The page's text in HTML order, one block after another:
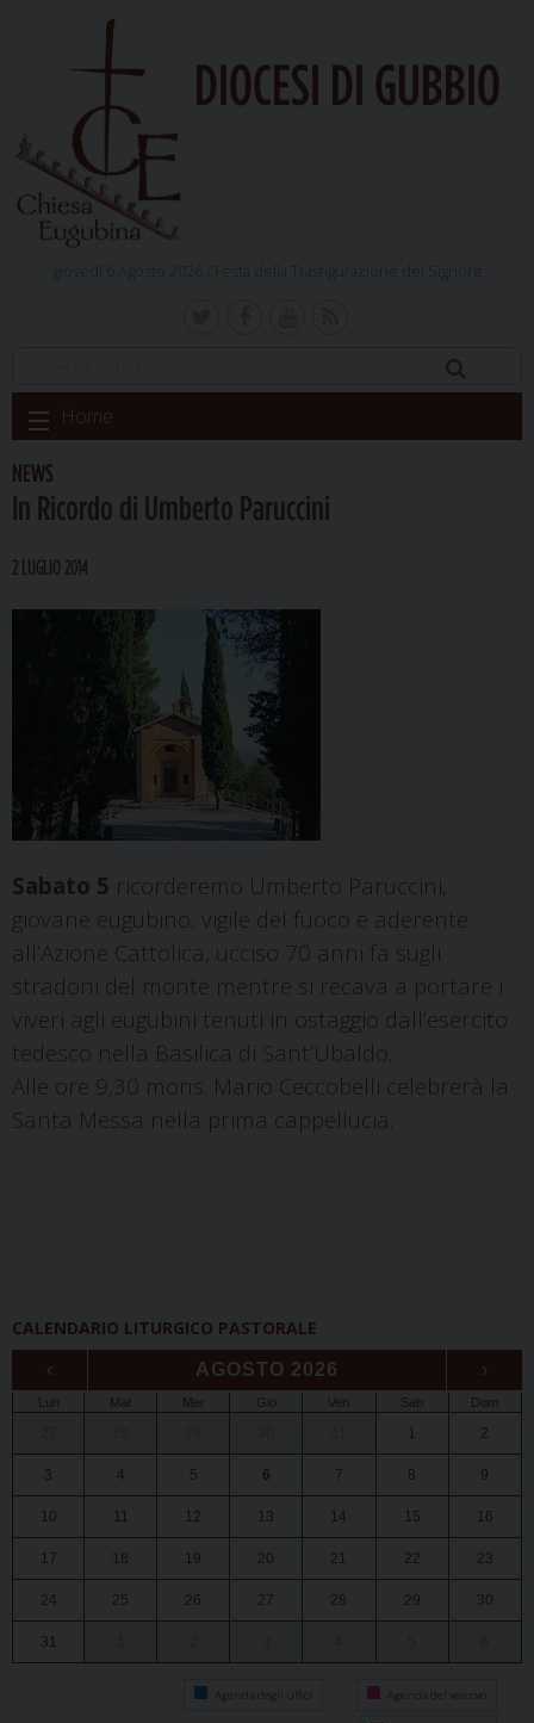
DIOCESI DI GUBBIO
Skip
to
content
Home
NEWS
In Ricordo di Umberto Paruccini
2 LUGLIO 2014
Sabato 5 ricorderemo Umberto Paruccini,
giovane eugubino, vigile del fuoco e aderente
all’Azione Cattolica, ucciso 70 anni fa sugli
stradoni del monte mentre si recava a portare i
viveri agli eugubini tenuti in ostaggio dall’esercito
tedesco nella Basilica di Sant’Ubaldo.
Alle ore 9,30 mons. Mario Ceccobelli celebrerà la
Santa Messa nella prima cappellucia.
CALENDARIO LITURGICO PASTORALE
‹ AGOSTO 2026 ›
Lun Mar Mer Gio Ven Sab Dom
1 2
3 4 5 6 7 8 9
10 11 12 13 14 15 16
17 18 19 20 21 22 23
24 25 26 27 28 29 30
31
Agenda degli uffici Agenda del vescovo